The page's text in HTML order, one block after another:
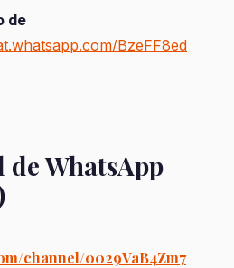
de
BzeFF8ed
de WhatsApp
channel/0029VaB4Zm7